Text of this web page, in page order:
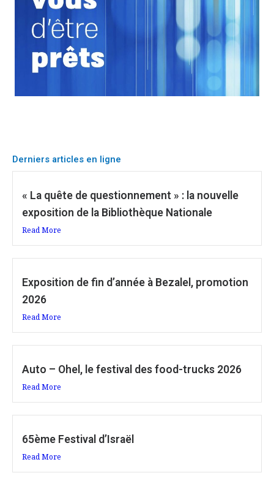
Derniers articles en ligne
« La quête de questionnement » : la nouvelle
exposition de la Bibliothèque Nationale
Read More
Exposition de fin d’année à Bezalel, promotion
2026
Read More
Auto – Ohel, le festival des food-trucks 2026
Read More
65ème Festival d’Israël
Read More